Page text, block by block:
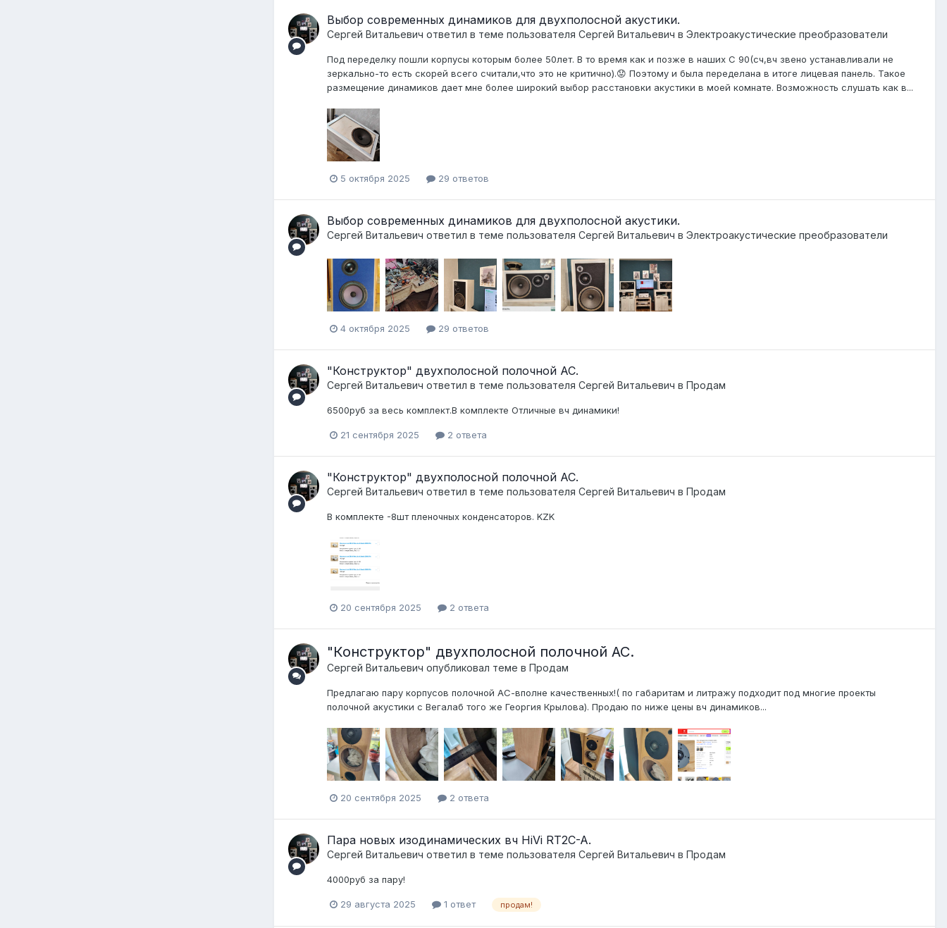
Выбор современных динамиков для двухполосной акустики.
Сергей Витальевич ответил в теме пользователя Сергей Витальевич в Электроакустические преобразователи
Под переделку пошли корпусы которым более 50лет. В то время как и позже в наших С 90(сч,вч звено устанавливали не
зеркально-то есть скорей всего считали,что это не критично).😟 Поэтому и была переделана в итоге лицевая панель. Такое
размещение динамиков дает мне более широкий выбор расстановки акустики в моей комнате. Возможность слушать как в...
5 октября 2025 29 ответов
Выбор современных динамиков для двухполосной акустики.
Сергей Витальевич ответил в теме пользователя Сергей Витальевич в Электроакустические преобразователи
4 октября 2025 29 ответов
"Конструктор" двухполосной полочной АС.
Сергей Витальевич ответил в теме пользователя Сергей Витальевич в Продам
6500руб за весь комплект.В комплекте Отличные вч динамики!
21 сентября 2025 2 ответа
"Конструктор" двухполосной полочной АС.
Сергей Витальевич ответил в теме пользователя Сергей Витальевич в Продам
В комплекте -8шт пленочных конденсаторов. KZK
20 сентября 2025 2 ответа
"Конструктор" двухполосной полочной АС.
Сергей Витальевич опубликовал теме в Продам
Предлагаю пару корпусов полочной АС-вполне качественных!( по габаритам и литражу подходит под многие проекты
полочной акустики с Вегалаб того же Георгия Крылова). Продаю по ниже цены вч динамиков...
20 сентября 2025 2 ответа
Пара новых изодинамических вч HiVi RT2C-A.
Сергей Витальевич ответил в теме пользователя Сергей Витальевич в Продам
4000руб за пару!
29 августа 2025 1 ответ продам!